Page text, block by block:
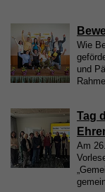
Wie
und
Tag
Am